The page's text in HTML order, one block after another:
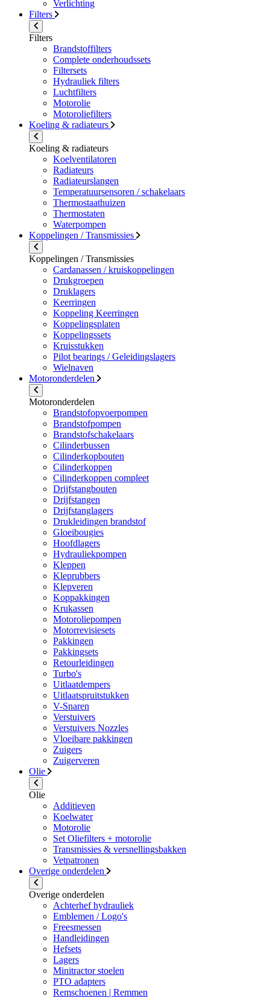
Verlichting
Filters
Filters
Brandstoffilters
Complete onderhoudssets
Filtersets
Hydrauliek filters
Luchtfilters
Motorolie
Motoroliefilters
Koeling & radiateurs
Koeling & radiateurs
Koelventilatoren
Radiateurs
Radiateurslangen
Temperatuursensoren / schakelaars
Thermostaathuizen
Thermostaten
Waterpompen
Koppelingen / Transmissies
Koppelingen / Transmissies
Cardanassen / kruiskoppelingen
Drukgroepen
Druklagers
Keerringen
Koppeling Keerringen
Koppelingsplaten
Koppelingssets
Kruisstukken
Pilot bearings / Geleidingslagers
Wielnaven
Motoronderdelen
Motoronderdelen
Brandstofopvoerpompen
Brandstofpompen
Brandstofschakelaars
Cilinderbussen
Cilinderkopbouten
Cilinderkoppen
Cilinderkoppen compleet
Drijfstangbouten
Drijfstangen
Drijfstanglagers
Drukleidingen brandstof
Gloeibougies
Hoofdlagers
Hydrauliekpompen
Kleppen
Kleprubbers
Klepveren
Koppakkingen
Krukassen
Motoroliepompen
Motorrevisiesets
Pakkingen
Pakkingsets
Retourleidingen
Turbo's
Uitlaatdempers
Uitlaatspruitstukken
V-Snaren
Verstuivers
Verstuivers Nozzles
Vloeibare pakkingen
Zuigers
Zuigerveren
Olie
Olie
Additieven
Koelwater
Motorolie
Set Oliefilters + motorolie
Transmissies & versnellingsbakken
Vetpatronen
Overige onderdelen
Overige onderdelen
Achterhef hydrauliek
Emblemen / Logo's
Freesmessen
Handleidingen
Hefsets
Lagers
Minitractor stoelen
PTO adapters
Remschoenen | Remmen